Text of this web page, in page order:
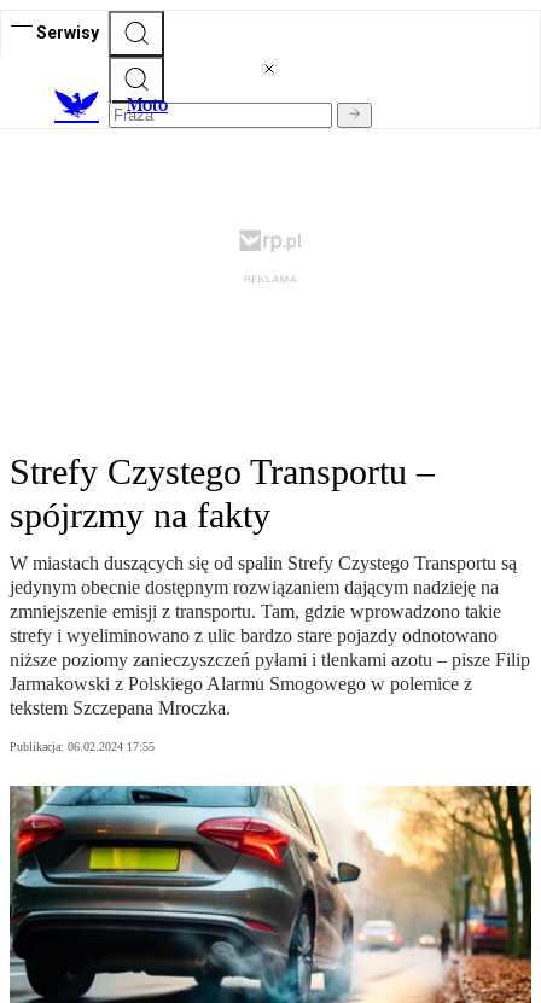
Serwisy
Moto
Strefy Czystego Transportu –
spójrzmy na fakty
W miastach duszących się od spalin Strefy Czystego Transportu są
jedynym obecnie dostępnym rozwiązaniem dającym nadzieję na
zmniejszenie emisji z transportu. Tam, gdzie wprowadzono takie
strefy i wyeliminowano z ulic bardzo stare pojazdy odnotowano
niższe poziomy zanieczyszczeń pyłami i tlenkami azotu – pisze Filip
Jarmakowski z Polskiego Alarmu Smogowego w polemice z
tekstem Szczepana Mroczka.
Publikacja: 06.02.2024 17:55